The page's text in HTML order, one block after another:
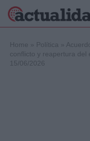
Home » Política »
conflicto y reapertura del
15/06/2026